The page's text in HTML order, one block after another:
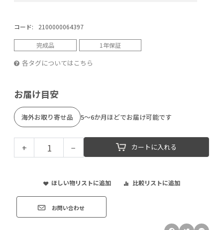
コード: 2100000064397
完成品 1年保証
各タグについてはこちら
お届け目安
海外お取り寄せ品 5～6か月ほどでお届け可能です
+ − カートに入れる
ほしい物リストに追加 比較リストに追加
お問い合わせ